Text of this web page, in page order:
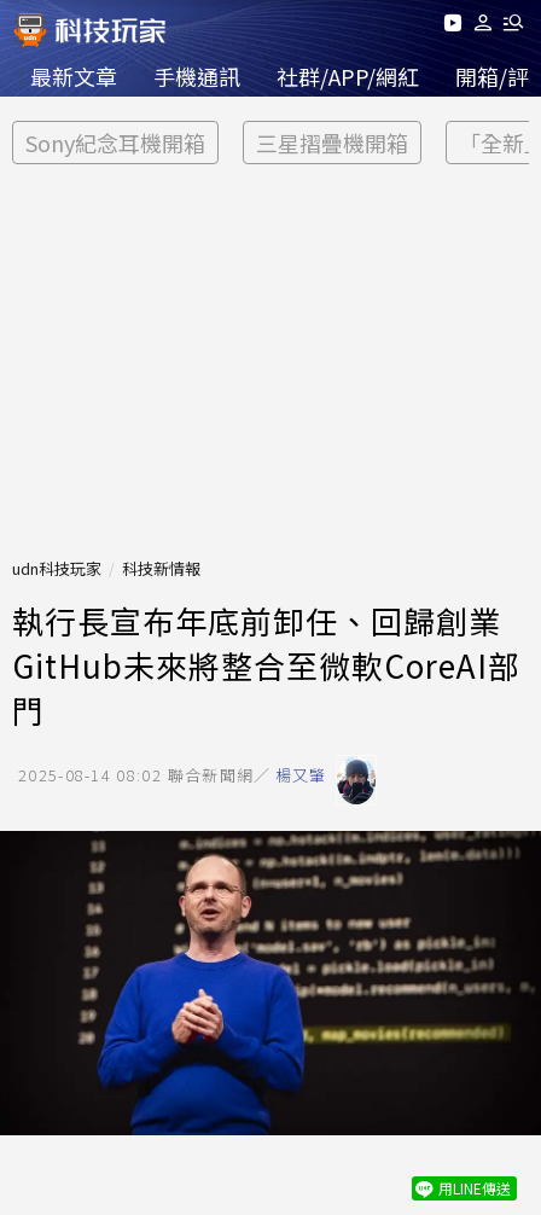
最新文章 手機通訊 社群/APP/網紅 開箱/評
Sony紀念耳機開箱 三星摺疊機開箱 「全新
udn科技玩家 科技新情報
執行長宣布年底前卸任、回歸創業
GitHub未來將整合至微軟CoreAI部
門
2025-08-14 08:02 聯合新聞網／ 楊又肇
用LINE傳送